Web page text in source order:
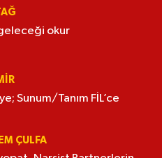
okur
Sunum/Tanım FİL’ce
ÇULFA